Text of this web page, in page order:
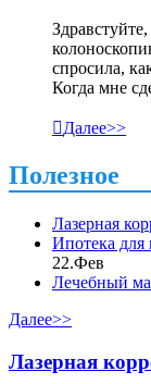
спросила,
Когда мне
Далее>>
Полезное
Лазерная
Ипотека для
22.Фев
Лечебный
Далее>>
Лазерная